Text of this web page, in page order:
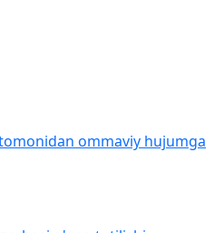
ommaviy hujumga